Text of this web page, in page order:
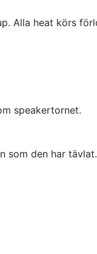
Alla heat körs
speakertornet.
som den har tävlat.